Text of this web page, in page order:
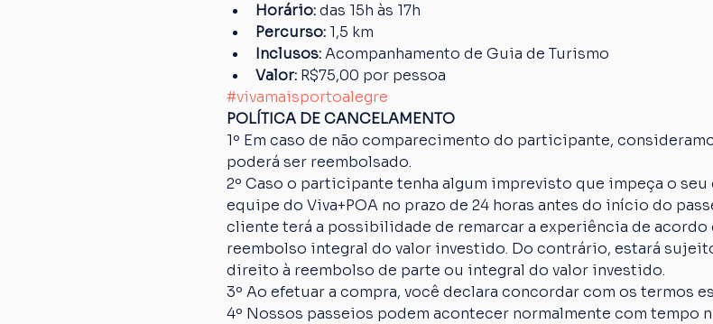
Horário: das 15h às 17h
Percurso: 1,5 km
Inclusos: Acompanhamento de Guia de Turismo
Valor: R$75,00 por pessoa
#vivamaisportoalegre
POLÍTICA DE CANCELAMENTO
1º Em caso de não comparecimento do participante,
poderá ser reembolsado.
2º Caso o participante tenha algum imprevisto que impeça o
equipe do Viva+POA no prazo de 24 horas antes do início do
cliente terá a possibilidade de remarcar a experiência de
reembolso integral do valor investido. Do contrário, estará
direito à reembolso de parte ou integral do valor investido.
3º Ao efetuar a compra, você declara concordar com os termos
4º Nossos passeios podem acontecer normalmente com tempo